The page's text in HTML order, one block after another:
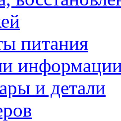
питания
и детали